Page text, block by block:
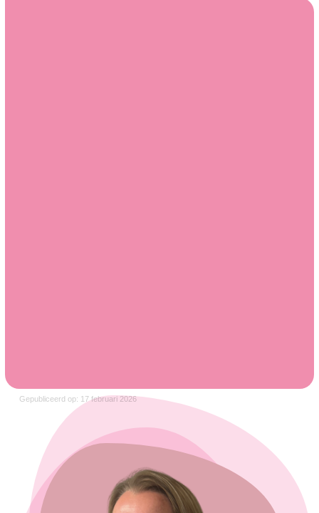
Gepubliceerd op: 17 februari 2026